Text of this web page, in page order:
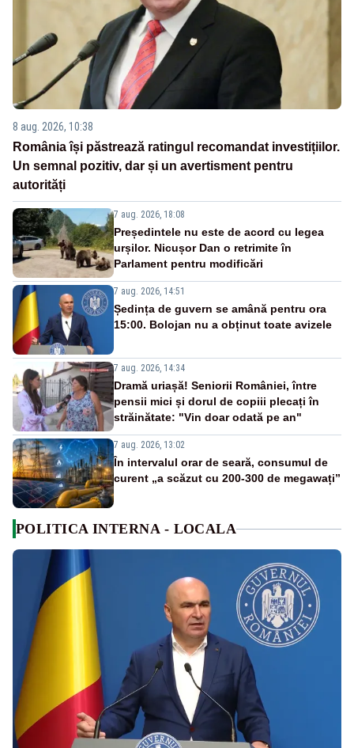
8 aug. 2026, 10:38
România își păstrează ratingul recomandat investițiilor.
Un semnal pozitiv, dar și un avertisment pentru
autorități
7 aug. 2026, 18:08
Președintele nu este de acord cu legea
urșilor. Nicușor Dan o retrimite în
Parlament pentru modificări
7 aug. 2026, 14:51
Ședința de guvern se amână pentru ora
15:00. Bolojan nu a obținut toate avizele
7 aug. 2026, 14:34
Dramă uriașă! Seniorii României, între
pensii mici și dorul de copiii plecați în
străinătate: "Vin doar odată pe an"
7 aug. 2026, 13:02
În intervalul orar de seară, consumul de
curent „a scăzut cu 200-300 de megawați”
POLITICA INTERNA - LOCALA